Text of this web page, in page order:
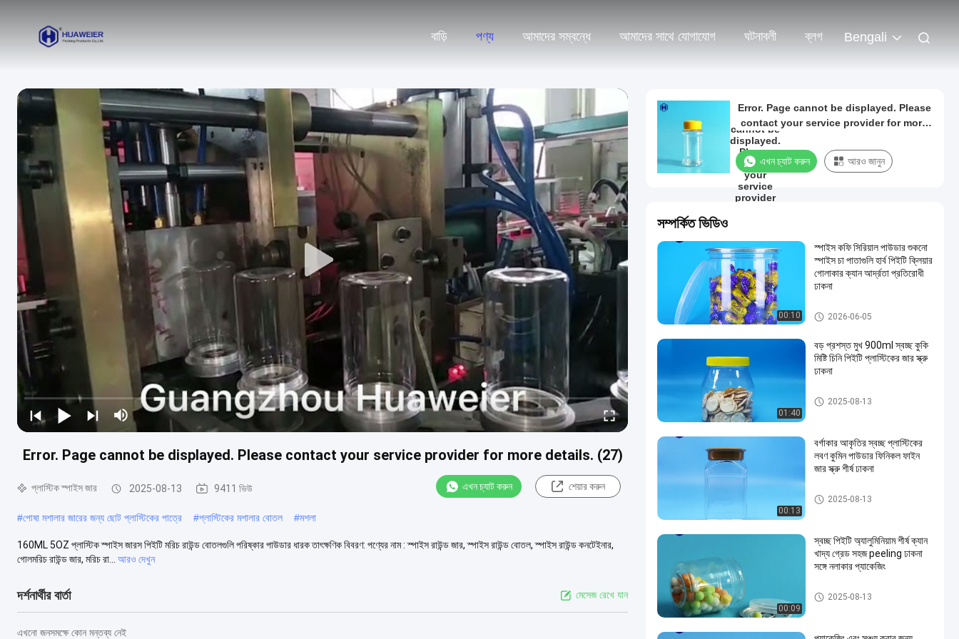
বাড়ি পণ্য আমাদের সম্বন্ধে আমাদের সাথে যোগাযোগ ঘটনাবলী ব্লগ Bengali
Error. Page cannot be displayed. Please contact your service provider for more details. (27)
প্লাস্টিক স্পাইস জার 2025-08-13 9411 ভিউ এখন চ্যাট করুন শেয়ার করুন
#পোষা মশালার জারের জন্য ছোট প্লাস্টিকের পাত্রে #প্লাস্টিকের মশালার বোতল #মশলা
160ML 5OZ প্লাস্টিক স্পাইস জারস পিইটি মরিচ রাউন্ড বোতলগুলি পরিষ্কার পাউডার ধারক তাৎক্ষণিক বিবরণ: পণ্যের নাম : স্পাইস রাউন্ড জার, স্পাইস রাউন্ড বোতল, স্পাইস রাউন্ড কনটেইনার,
গোলমরিচ রাউন্ড জার, মরিচ রা...
আরও দেখুন
দর্শনার্থীর বার্তা মেসেজ রেখে যান
এখনো জনসমক্ষে কোন মন্তব্য নেই
Error.
Page
cannot be
displayed.
Please
contact
your
service
provider
"
loading="lazy"/>
Error. Page cannot be displayed. Please
contact your service provider for more
এখন চ্যাট করুন আরও জানুন
সম্পর্কিত ভিডিও
00:10
স্পাইস কফি সিরিয়াল পাউডার শুকনো
স্পাইস চা পাতাগুলি হার্ব পিইটি ক্লিয়ার
গোলাকার ক্যান আর্দ্রতা প্রতিরোধী
ঢাকনা
প্লাস্টিকের প্যাকেজিং জার
2026-06-05
01:40
বড় প্রশস্ত মুখ 900ml স্বচ্ছ কুকি
মিষ্টি চিনি পিইটি প্লাস্টিকের জার স্ক্রু
ঢাকনা
প্লাস্টিকের প্যাকেজিং জার
2025-08-13
00:13
বর্গাকার আকৃতির স্বচ্ছ প্লাস্টিকের
লবণ কুমিন পাউডার ফিনিকল ফাইন
জার স্ক্রু শীর্ষ ঢাকনা
প্লাস্টিকের প্যাকেজিং জার
2025-08-13
00:09
স্বচ্ছ পিইটি অ্যালুমিনিয়াম শীর্ষ ক্যান
খাদ্য গ্রেড সহজ peeling ঢাকনা
সঙ্গে নলাকার প্যাকেজিং
PET পারেন
2025-08-13